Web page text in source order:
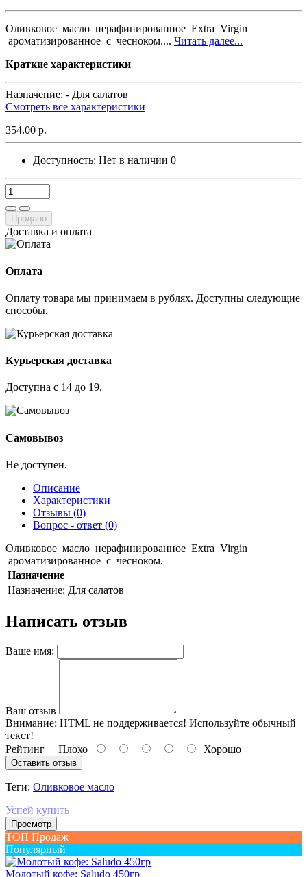
Оливковое масло нерафинированное Extra Virgin
ароматизированное с чесноком.... Читать далее...
Краткие характеристики
Назначение: - Для салатов
Смотреть все характеристики
354.00 р.
Доступность: Нет в наличии 0
Продано
Доставка и оплата
Оплата
Оплату товара мы принимаем в рублях. Доступны следующие
способы.
Курьерская доставка
Доступна с 14 до 19,
Самовывоз
Не доступен.
Описание
Характеристики
Отзывы (0)
Вопрос - ответ (0)
Оливковое масло нерафинированное Extra Virgin
ароматизированное с чесноком.
Назначение
Назначение: Для салатов
Написать отзыв
Ваше имя:
Ваш отзыв
Внимание: HTML не поддерживается! Используйте обычный
текст!
Рейтинг Плохо Хорошо
Оставить отзыв
Теги: Оливковое масло
Успей купить
Просмотр
ТОП Продаж
Популярный
Молотый кофе: Saludo 450гр